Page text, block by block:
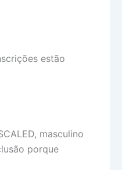
estão
masculino
porque